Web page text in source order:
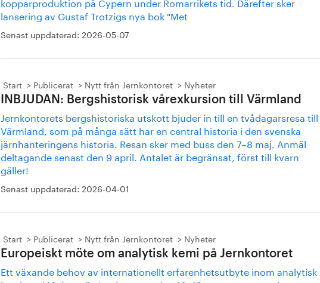
lansering av Gustaf Trotzigs nya bok "Met
Senast uppdaterad: 2026-05-07
Start Publicerat Nytt från Jernkontoret Nyheter
INBJUDAN: Bergshistorisk vårexkursion till Värmland
Jernkontorets bergshistoriska utskott bjuder in till en tvådagarsresa till
Värmland, som på många sätt har en central historia i den svenska
järnhanteringens historia. Resan sker med buss den 7–8 maj. Anmäl
deltagande senast den 9 april. Antalet är begränsat, först till kvarn
gäller!
Senast uppdaterad: 2026-04-01
Start Publicerat Nytt från Jernkontoret Nyheter
Europeiskt möte om analytisk kemi på Jernkontoret
Ett växande behov av internationellt erfarenhetsutbyte inom analytisk